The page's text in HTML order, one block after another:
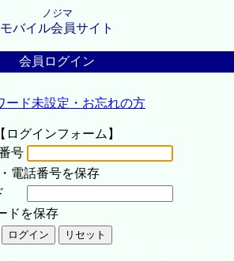
ノジマ
モバイル会員サイト
会員ログイン
ード未設定・お忘れの方
【ログインフォーム】
号
電話番号を保存
ドを保存